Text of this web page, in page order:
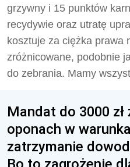
grzywny i 15 punktów
recydywie oraz utratę
kosztuje za ciężka prawa
zróżnicowane, podobnie
do zebrania. Mamy
Mandat do 3000
oponach w
zatrzymanie